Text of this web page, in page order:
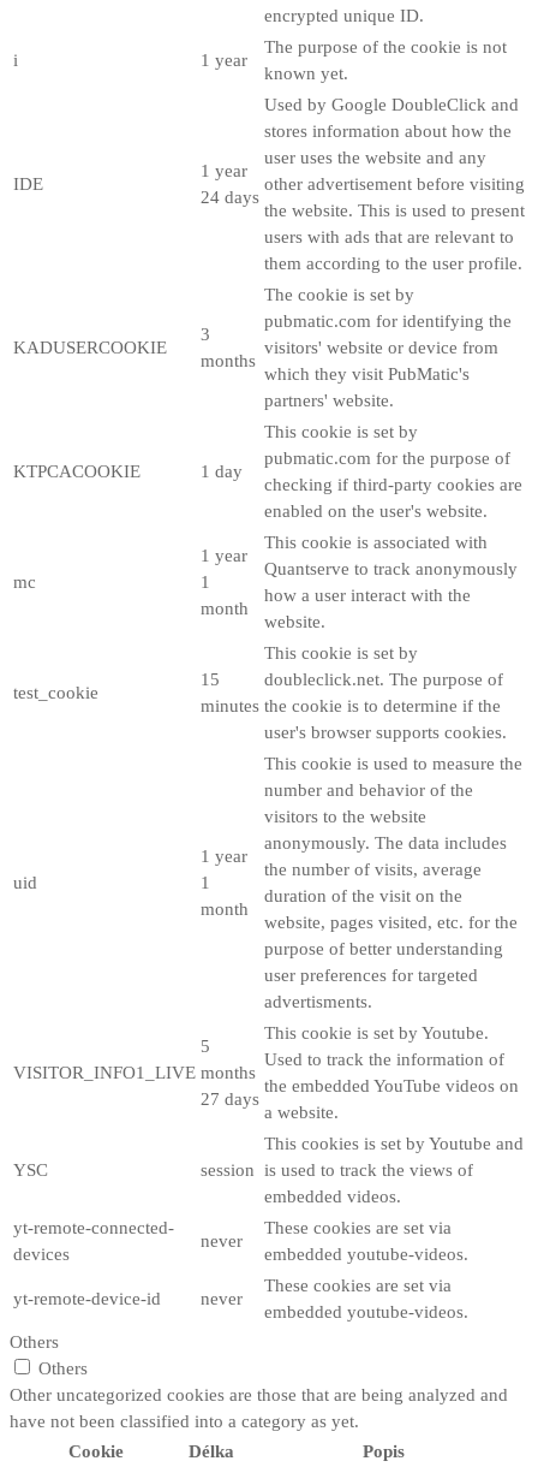
encrypted unique ID.
i 1 year
The purpose of the cookie is not
known yet.
IDE
1 year
24 days
Used by Google DoubleClick and
stores information about how the
user uses the website and any
other advertisement before visiting
the website. This is used to present
users with ads that are relevant to
them according to the user profile.
KADUSERCOOKIE
3
months
The cookie is set by
pubmatic.com for identifying the
visitors' website or device from
which they visit PubMatic's
partners' website.
KTPCACOOKIE 1 day
This cookie is set by
pubmatic.com for the purpose of
checking if third-party cookies are
enabled on the user's website.
mc
1 year
1
month
This cookie is associated with
Quantserve to track anonymously
how a user interact with the
website.
test_cookie
15
minutes
This cookie is set by
doubleclick.net. The purpose of
the cookie is to determine if the
user's browser supports cookies.
uid
1 year
1
month
This cookie is used to measure the
number and behavior of the
visitors to the website
anonymously. The data includes
the number of visits, average
duration of the visit on the
website, pages visited, etc. for the
purpose of better understanding
user preferences for targeted
advertisments.
VISITOR_INFO1_LIVE
5
months
27 days
This cookie is set by Youtube.
Used to track the information of
the embedded YouTube videos on
a website.
YSC session
This cookies is set by Youtube and
is used to track the views of
embedded videos.
yt-remote-connected-
devices
never
These cookies are set via
embedded youtube-videos.
yt-remote-device-id never
These cookies are set via
embedded youtube-videos.
Others
Others
Other uncategorized cookies are those that are being analyzed and
have not been classified into a category as yet.
Cookie
Délka
Popis